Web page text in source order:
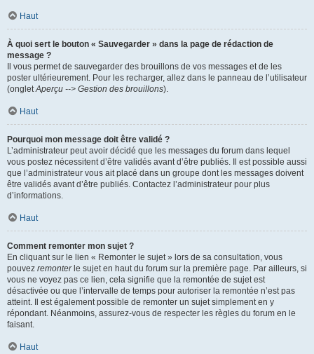
Haut
À quoi sert le bouton « Sauvegarder » dans la page de rédaction de
message ?
Il vous permet de sauvegarder des brouillons de vos messages et de les
poster ultérieurement. Pour les recharger, allez dans le panneau de l’utilisateur
(onglet Aperçu --> Gestion des brouillons).
Haut
Pourquoi mon message doit être validé ?
L’administrateur peut avoir décidé que les messages du forum dans lequel
vous postez nécessitent d’être validés avant d’être publiés. Il est possible aussi
que l’administrateur vous ait placé dans un groupe dont les messages doivent
être validés avant d’être publiés. Contactez l’administrateur pour plus
d’informations.
Haut
Comment remonter mon sujet ?
En cliquant sur le lien « Remonter le sujet » lors de sa consultation, vous
pouvez remonterle sujet en haut du forum sur la première page. Par ailleurs, si
vous ne voyez pas ce lien, cela signifie que la remontée de sujet est
désactivée ou que l’intervalle de temps pour autoriser la remontée n’est pas
atteint. Il est également possible de remonter un sujet simplement en y
répondant. Néanmoins, assurez-vous de respecter les règles du forum en le
faisant.
Haut